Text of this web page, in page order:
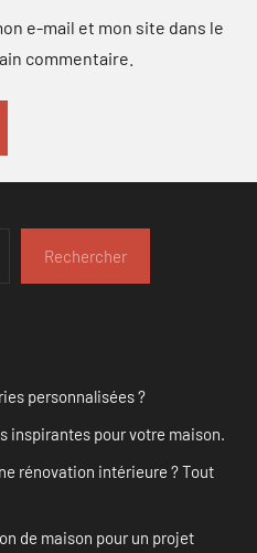
e-mail et mon site dans le
commentaire.
Rechercher
personnalisées ?
inspirantes pour votre maison.
rénovation intérieure ? Tout
de maison pour un projet